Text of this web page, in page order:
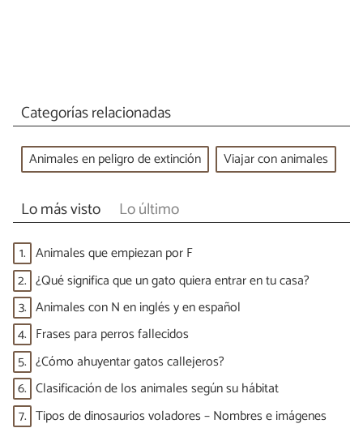
Categorías relacionadas
Animales en peligro de extinción Viajar con animales
Lo más visto Lo último
1. Animales que empiezan por F
2. ¿Qué significa que un gato quiera entrar en tu casa?
3. Animales con N en inglés y en español
4. Frases para perros fallecidos
5. ¿Cómo ahuyentar gatos callejeros?
6. Clasificación de los animales según su hábitat
7. Tipos de dinosaurios voladores – Nombres e imágenes